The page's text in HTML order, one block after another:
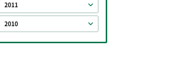
2011
2010